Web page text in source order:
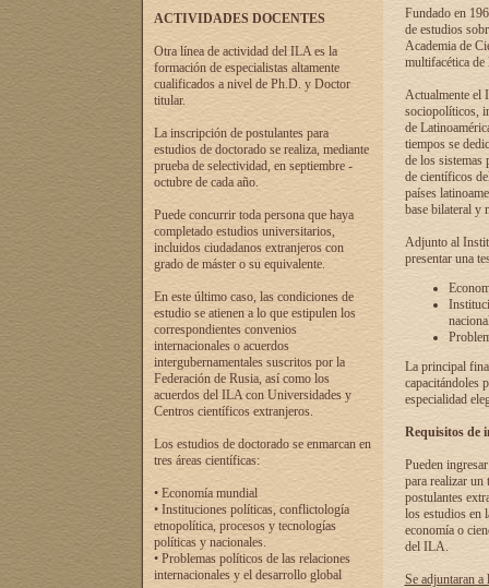
ACTIVIDADES DOCENTES
Otra línea de actividad del ILA es la
formación de especialistas altamente
cualificados a nivel de Ph.D. y Doctor
titular.
La inscripción de postulantes para
estudios de doctorado se realiza, mediante
prueba de selectividad, en septiembre -
octubre de cada año.
Puede concurrir toda persona que haya
completado estudios universitarios,
incluidos ciudadanos extranjeros con
grado de máster o su equivalente.
En este último caso, las condiciones de
estudio se atienen a lo que estipulen los
correspondientes convenios
internacionales o acuerdos
intergubernamentales suscritos por la
Federación de Rusia, así como los
acuerdos del ILA con Universidades y
Centros científicos extranjeros.
Los estudios de doctorado se enmarcan en
tres áreas científicas:
• Economía mundial
• Instituciones políticas, conflictología
etnopolítica, procesos y tecnologías
políticas y nacionales.
• Problemas políticos de las relaciones
internacionales y el desarrollo global
Fundado en
de estudios
Academia de
multifacética de
Actualmente el
sociopolíticos,
de
tiempos se
de los sistemas
de científicos
países
base bilateral y
Adjunto al
presentar una
La principal
capacitándoles
especialidad
Requisitos de
Pueden
para realizar un
postulantes
los estudios en
economía o
del ILA.
Se adjuntaran a